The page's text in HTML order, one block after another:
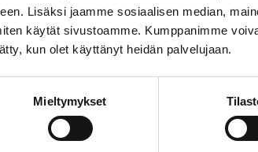
Lisäksi jaamme sosiaalisen median,
käytät sivustoamme. Kumppanimme
kun olet käyttänyt heidän palvelujaan.
Mieltymykset